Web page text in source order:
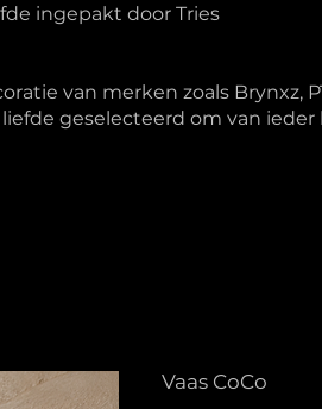
ingepakt door Tries
van merken zoals Brynxz,
geselecteerd om van
Vaas CoCo